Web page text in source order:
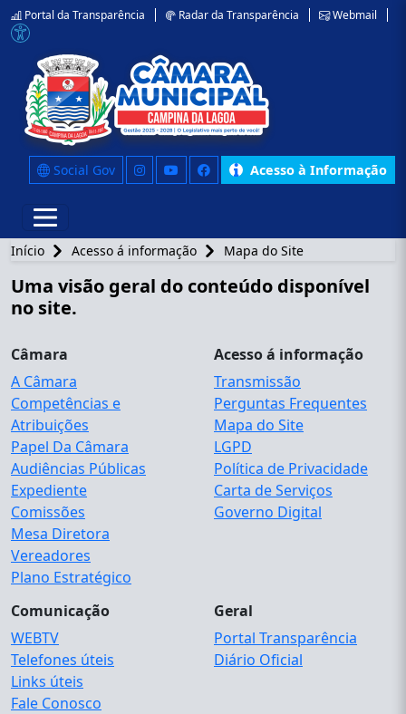
Portal da Transparência Radar da Transparência Webmail
Social Gov Acesso à Informação
Início Acesso á informação Mapa do Site
Uma visão geral do conteúdo disponível
no site.
Câmara
A Câmara
Competências e
Atribuições
Papel Da Câmara
Audiências Públicas
Expediente
Comissões
Mesa Diretora
Vereadores
Plano Estratégico
Acesso á informação
Transmissão
Perguntas Frequentes
Mapa do Site
LGPD
Política de Privacidade
Carta de Serviços
Governo Digital
Comunicação
WEBTV
Telefones úteis
Links úteis
Fale Conosco
Geral
Portal Transparência
Diário Oficial